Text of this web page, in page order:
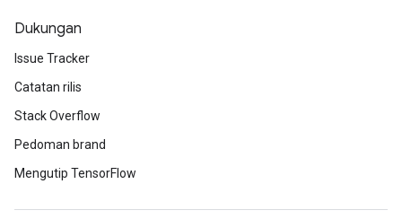
Dukungan
Issue Tracker
Catatan rilis
Stack Overflow
Pedoman brand
Mengutip TensorFlow